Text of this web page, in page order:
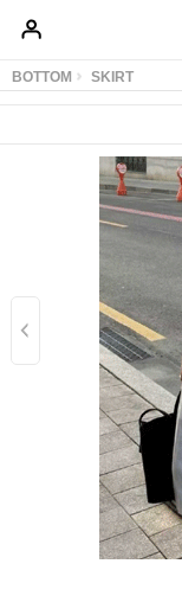
베스트50 신상품5%할인
BOTTOM SKIRT